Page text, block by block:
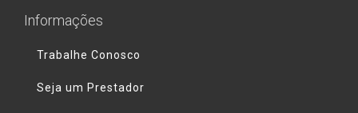
Informações
Trabalhe Conosco
Seja um Prestador